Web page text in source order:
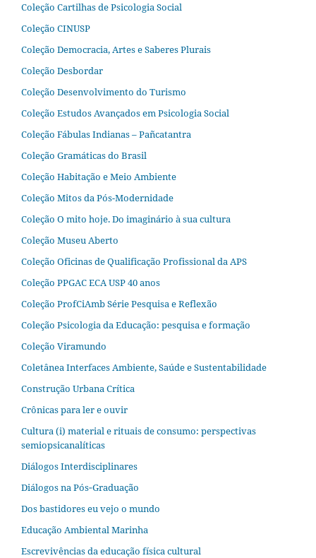
Coleção Cartilhas de Psicologia Social
Coleção CINUSP
Coleção Democracia, Artes e Saberes Plurais
Coleção Desbordar
Coleção Desenvolvimento do Turismo
Coleção Estudos Avançados em Psicologia Social
Coleção Fábulas Indianas – Pañcatantra
Coleção Gramáticas do Brasil
Coleção Habitação e Meio Ambiente
Coleção Mitos da Pós-Modernidade
Coleção O mito hoje. Do imaginário à sua cultura
Coleção Museu Aberto
Coleção Oficinas de Qualificação Profissional da APS
Coleção PPGAC ECA USP 40 anos
Coleção ProfCiAmb Série Pesquisa e Reflexão
Coleção Psicologia da Educação: pesquisa e formação
Coleção Viramundo
Coletânea Interfaces Ambiente, Saúde e Sustentabilidade
Construção Urbana Crítica
Crônicas para ler e ouvir
Cultura (i) material e rituais de consumo: perspectivas
semiopsicanalíticas
Diálogos Interdisciplinares
Diálogos na Pós‐Graduação
Dos bastidores eu vejo o mundo
Educação Ambiental Marinha
Escrevivências da educação física cultural